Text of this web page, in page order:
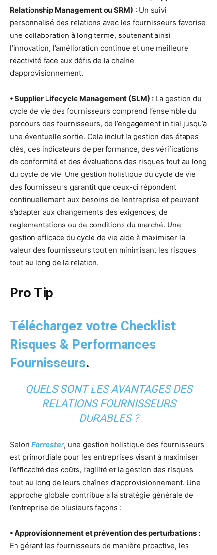
Relationship Management ou SRM) : Un suivi
personnalisé des relations avec les fournisseurs favorise
une collaboration à long terme, soutenant ainsi
l’innovation, l’amélioration continue et une meilleure
réactivité face aux défis de la chaîne
d’approvisionnement.
• Supplier Lifecycle Management (SLM) : La gestion du
cycle de vie des fournisseurs comprend l’ensemble du
parcours des fournisseurs, de l’engagement initial jusqu’à
une éventuelle sortie. Cela inclut la gestion des étapes
clés, des indicateurs de performance, des vérifications
de conformité et des évaluations des risques tout au long
du cycle de vie. Une gestion holistique du cycle de vie
des fournisseurs garantit que ceux-ci répondent
continuellement aux besoins de l’entreprise et peuvent
s’adapter aux changements des exigences, de
réglementations ou de conditions du marché. Une
gestion efficace du cycle de vie aide à maximiser la
valeur des fournisseurs tout en minimisant les risques
tout au long de la relation.
Pro Tip
Téléchargez votre Checklist
Risques & Performances
Fournisseurs.
QUELS SONT LES AVANTAGES DES
RELATIONS FOURNISSEURS
DURABLES ?
Selon Forrester, une gestion holistique des fournisseurs
est primordiale pour les entreprises visant à maximiser
l’efficacité des coûts, l’agilité et la gestion des risques
tout au long de leurs chaînes d’approvisionnement. Une
approche globale contribue à la stratégie générale de
l’entreprise de plusieurs façons :
• Approvisionnement et prévention des perturbations :
En gérant les fournisseurs de manière proactive, les